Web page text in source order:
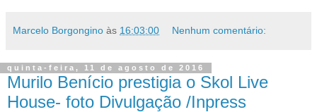
Marcelo Borgongino às 16:03:00 Nenhum comentário:
quinta-feira, 11 de agosto de 2016
Murilo Benício prestigia o Skol Live
House- foto Divulgação /Inpress